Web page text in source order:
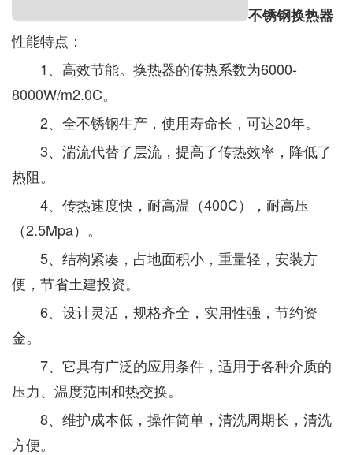
不锈钢换热器
性能特点：
1、高效节能。换热器的传热系数为6000-
8000W/m2.0C。
2、全不锈钢生产，使用寿命长，可达20年。
3、湍流代替了层流，提高了传热效率，降低了
热阻。
4、传热速度快，耐高温（400C），耐高压
（2.5Mpa）。
5、结构紧凑，占地面积小，重量轻，安装方
便，节省土建投资。
6、设计灵活，规格齐全，实用性强，节约资
金。
7、它具有广泛的应用条件，适用于各种介质的
压力、温度范围和热交换。
8、维护成本低，操作简单，清洗周期长，清洗
方便。